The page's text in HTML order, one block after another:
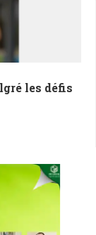
les défis